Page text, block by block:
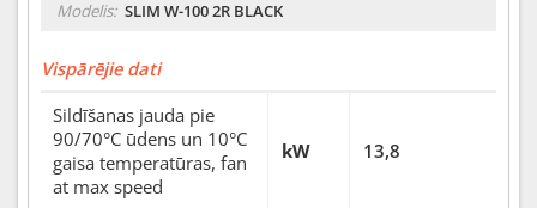
Modelis: SLIM W-100 2R BLACK
Vispārējie dati
Sildīšanas jauda pie
90/70°C ūdens un 10°C
gaisa temperatūras, fan
at max speed
kW 13,8